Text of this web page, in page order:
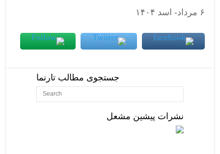
۶ مرداد- اسد ١۴٠۴
جستجوی مطالب تارنما
نشرات پیشین مشعل